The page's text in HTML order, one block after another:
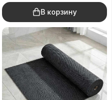
В корзину